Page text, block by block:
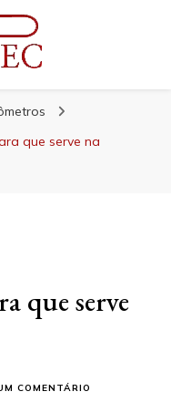
que serve na
que serve
COMENTÁRIO